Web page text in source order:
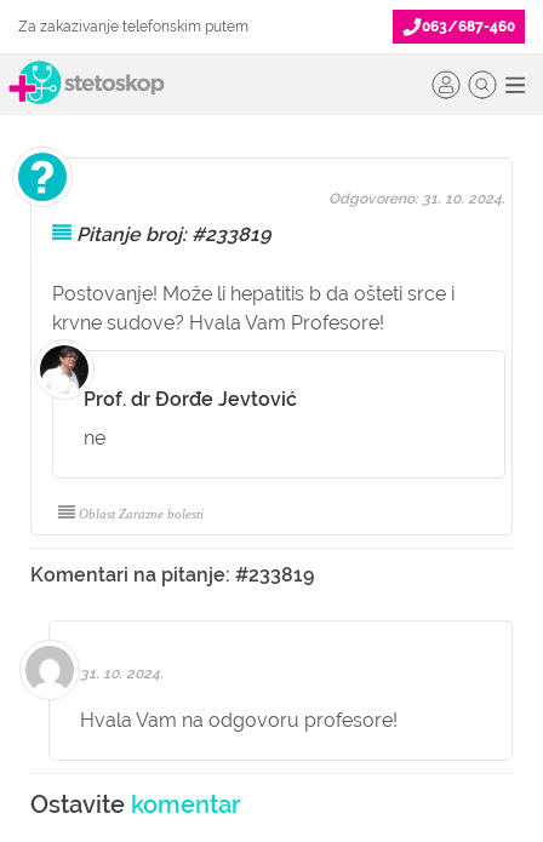
Za zakazivanje telefonskim putem 063/687-460
Pitanje broj: #233819
Postovanje! Može li hepatitis b da ošteti srce i
krvne sudove? Hvala Vam Profesore!
Odgovoreno: 31. 10. 2024.
Prof. dr Đorđe Jevtović
ne
Oblast Zarazne bolesti
Komentari na pitanje: #233819
31. 10. 2024.
Hvala Vam na odgovoru profesore!
Ostavite komentar